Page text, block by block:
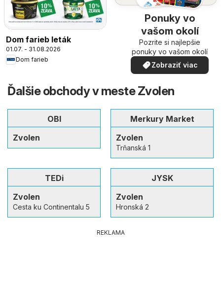
Dom farieb leták
01.07. - 31.08.2026
Dom farieb
Ponuky vo
vašom okolí
Pozrite si najlepšie
ponuky vo vašom okolí
Zobraziť viac
Ďalšie obchody v meste Zvolen
OBI
Zvolen
Merkury Market
Zvolen
Trňanská 1
TEDi
Zvolen
Cesta ku Continentalu 5
JYSK
Zvolen
Hronská 2
REKLAMA